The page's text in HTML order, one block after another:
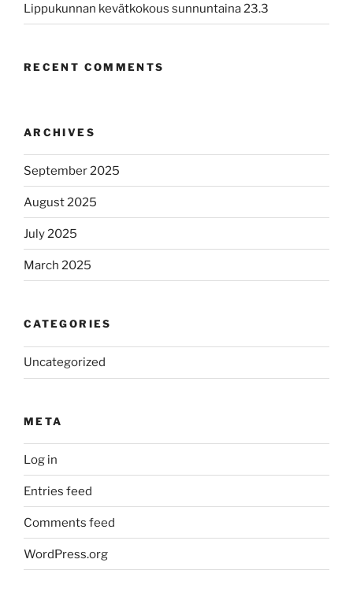
Lippukunnan kevätkokous sunnuntaina 23.3
RECENT COMMENTS
ARCHIVES
September 2025
August 2025
July 2025
March 2025
CATEGORIES
Uncategorized
META
Log in
Entries feed
Comments feed
WordPress.org